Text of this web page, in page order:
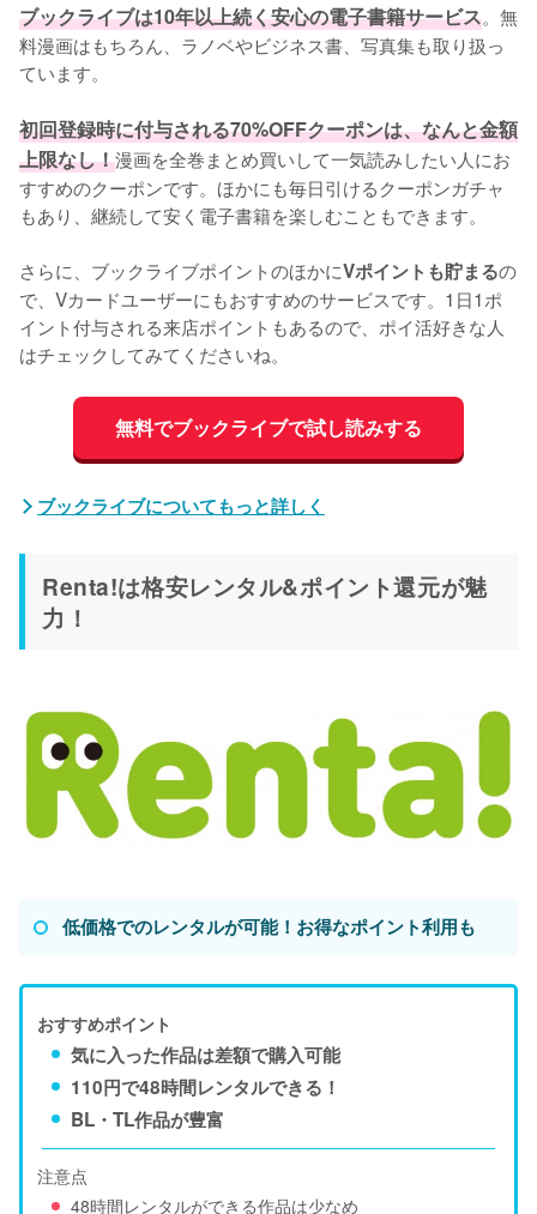
ブックライブは10年以上続く安心の電子書籍サービス。無
料漫画はもちろん、ラノベやビジネス書、写真集も取り扱っ
ています。
初回登録時に付与される70%OFFクーポンは、なんと金額
上限なし！漫画を全巻まとめ買いして一気読みしたい人にお
すすめのクーポンです。ほかにも毎日引けるクーポンガチャ
もあり、継続して安く電子書籍を楽しむこともできます。
さらに、ブックライブポイントのほかにVポイントも貯まるの
で、Vカードユーザーにもおすすめのサービスです。1日1ポ
イント付与される来店ポイントもあるので、ポイ活好きな人
はチェックしてみてくださいね。
無料でブックライブで試し読みする
ブックライブについてもっと詳しく
Renta!は格安レンタル&ポイント還元が魅
力！
低価格でのレンタルが可能！お得なポイント利用も
おすすめポイント
気に入った作品は差額で購入可能
110円で48時間レンタルできる！
BL・TL作品が豊富
注意点
48時間レンタルができる作品は少なめ